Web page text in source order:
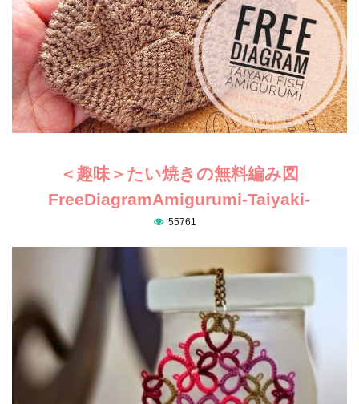
＜趣味＞たい焼きの無料編み図
FreeDiagramAmigurumi-Taiyaki-
55761